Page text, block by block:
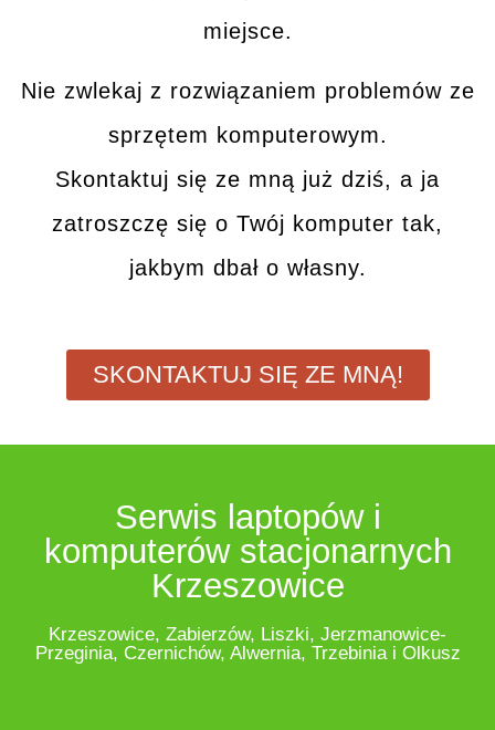
miejsce.
Nie zwlekaj z rozwiązaniem problemów ze
sprzętem komputerowym.
Skontaktuj się ze mną już dziś, a ja
zatroszczę się o Twój komputer tak,
jakbym dbał o własny.
SKONTAKTUJ SIĘ ZE MNĄ!
Serwis laptopów i
komputerów stacjonarnych
Krzeszowice
Krzeszowice, Zabierzów, Liszki, Jerzmanowice-
Przeginia, Czernichów, Alwernia, Trzebinia i Olkusz